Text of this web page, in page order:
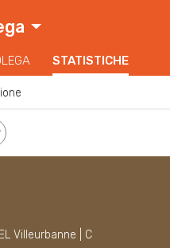
STATISTICHE
Villeurbanne | C